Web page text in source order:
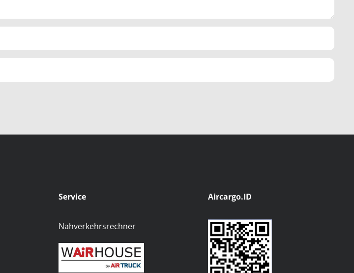
Service
Nahverkehrsrechner
Aircargo.ID